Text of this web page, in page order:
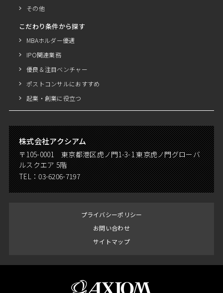
その他
こだわり条件から探す
MBAホルダー優遇
IPO関連業務
優良＆注目ベンチャー
ポストコンサルにおすすめ
起業・創業に役立つ
株式会社アクシアム
〒105-0001 東京都港区虎ノ門1-3-1 東京虎ノ門グローバ
ルスクエア 5階
TEL：03-6206-7197
プライバシーポリシー
お問い合わせ
サイトマップ